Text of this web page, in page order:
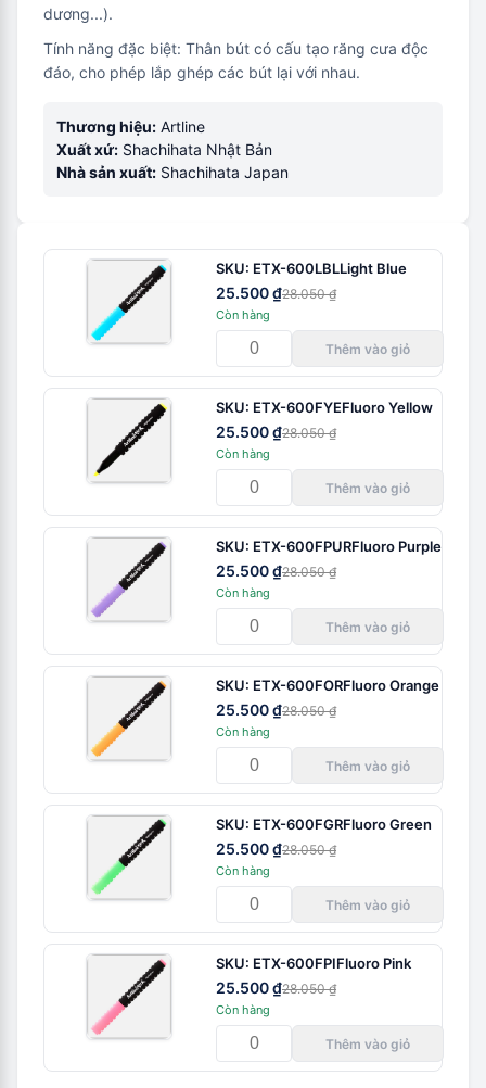
dương...).
Tính năng đặc biệt: Thân bút có cấu tạo răng cưa độc
đáo, cho phép lắp ghép các bút lại với nhau.
Thương hiệu: Artline
Xuất xứ: Shachihata Nhật Bản
Nhà sản xuất: Shachihata Japan
SKU: ETX-600LBLLight Blue
25.500 ₫28.050 ₫
Còn hàng
Thêm vào giỏ
SKU: ETX-600FYEFluoro Yellow
25.500 ₫28.050 ₫
Còn hàng
Thêm vào giỏ
SKU: ETX-600FPURFluoro Purple
25.500 ₫28.050 ₫
Còn hàng
Thêm vào giỏ
SKU: ETX-600FORFluoro Orange
25.500 ₫28.050 ₫
Còn hàng
Thêm vào giỏ
SKU: ETX-600FGRFluoro Green
25.500 ₫28.050 ₫
Còn hàng
Thêm vào giỏ
SKU: ETX-600FPIFluoro Pink
25.500 ₫28.050 ₫
Còn hàng
Thêm vào giỏ